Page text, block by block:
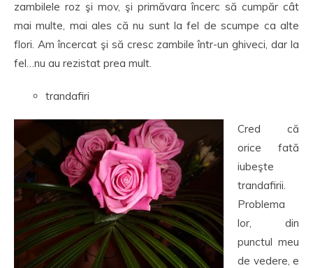
zambilele roz şi mov, şi primăvara încerc să cumpăr cât
mai multe, mai ales că nu sunt la fel de scumpe ca alte
flori. Am încercat şi să cresc zambile într-un ghiveci, dar la
fel…nu au rezistat prea mult.
trandafiri
Cred că
orice fată
iubeşte
trandafirii.
Problema
lor, din
punctul meu
de vedere, e